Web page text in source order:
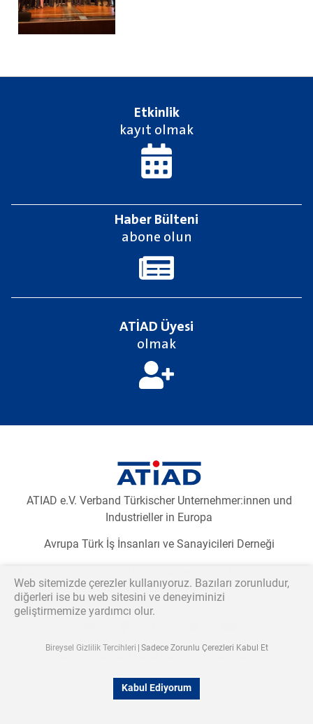
Etkinlik
kayıt olmak
Haber Bülteni
abone olun
ATİAD Üyesi
olmak
E-Bülten aboneliğini yükleyiniz
ATIAD e.V. Verband Türkischer Unternehmer:innen und
Industrieller in Europa
Avrupa Türk İş İnsanları ve Sanayicileri Derneği
in Europe
© 2026 ATİAD | Alle Rechte vorbehalten.
Gizlilik
Künye
Web sitemizde çerezler kullanıyoruz. Bazıları zorunludur,
diğerleri ise bu web sitesini ve deneyiminizi
geliştirmemize yardımcı olur.
Bireysel Gizlilik Tercihleri Sadece Zorunlu Çerezleri Kabul Et
Kabul Ediyorum